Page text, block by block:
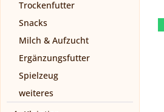
Trockenfutter
Snacks
Milch & Aufzucht
Ergänzungsfutter
Spielzeug
weiteres